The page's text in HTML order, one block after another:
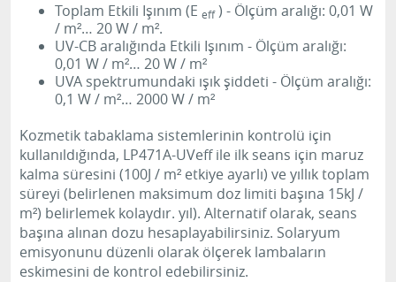
Toplam Etkili Işınım (E eff) - Ölçüm aralığı: 0,01 W
/ m²… 20 W / m².
UV-CB aralığında Etkili Işınım - Ölçüm aralığı:
0,01 W / m²… 20 W / m²
UVA spektrumundaki ışık şiddeti - Ölçüm aralığı:
0,1 W / m²… 2000 W / m²
Kozmetik tabaklama sistemlerinin kontrolü için
kullanıldığında, LP471A-UVeff ile ilk seans için maruz
kalma süresini (100J / m² etkiye ayarlı) ve yıllık toplam
süreyi (belirlenen maksimum doz limiti başına 15kJ /
m²) belirlemek kolaydır. yıl). Alternatif olarak, seans
başına alınan dozu hesaplayabilirsiniz. Solaryum
emisyonunu düzenli olarak ölçerek lambaların
eskimesini de kontrol edebilirsiniz.